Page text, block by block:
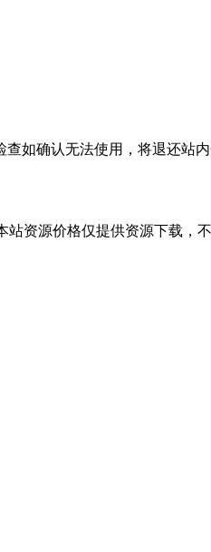
如确认无法使用，将退还站内
资源价格仅提供资源下载，